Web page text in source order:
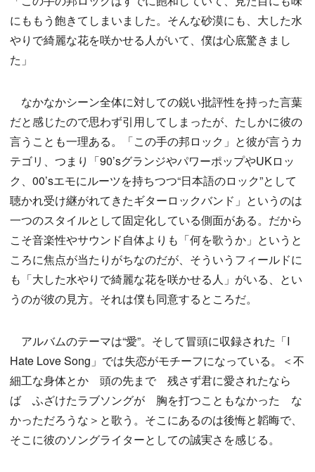
にももう飽きてしまいました。そんな砂漠にも、大した水
やりで綺麗な花を咲かせる人がいて、僕は心底驚きまし
た」
なかなかシーン全体に対しての鋭い批評性を持った言葉
だと感じたので思わず引用してしまったが、たしかに彼の
言うことも一理ある。「この手の邦ロック」と彼が言うカ
テゴリ、つまり「90’sグランジやパワーポップやUKロッ
ク、00’sエモにルーツを持ちつつ“日本語のロック”として
聴かれ受け継がれてきたギターロックバンド」というのは
一つのスタイルとして固定化している側面がある。だから
こそ音楽性やサウンド自体よりも「何を歌うか」というと
ころに焦点が当たりがちなのだが、そういうフィールドに
も「大した水やりで綺麗な花を咲かせる人」がいる、とい
うのが彼の見方。それは僕も同意するところだ。
アルバムのテーマは“愛”。そして冒頭に収録された「I
Hate Love Song」では失恋がモチーフになっている。＜不
細工な身体とか 頭の先まで 残さず君に愛されたなら
ば ふざけたラブソングが 胸を打つこともなかった な
かっただろうな＞と歌う。そこにあるのは後悔と韜晦で、
そこに彼のソングライターとしての誠実さを感じる。